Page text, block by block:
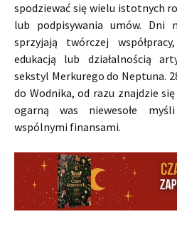
spodziewać się wielu istotnych
lub podpisywania umów. Dni
sprzyjają twórczej
edukacją lub działalnością
sekstyl Merkurego do Neptuna.
do Wodnika, od razu znajdzie
ogarną was niewesołe
wspólnymi finansami.